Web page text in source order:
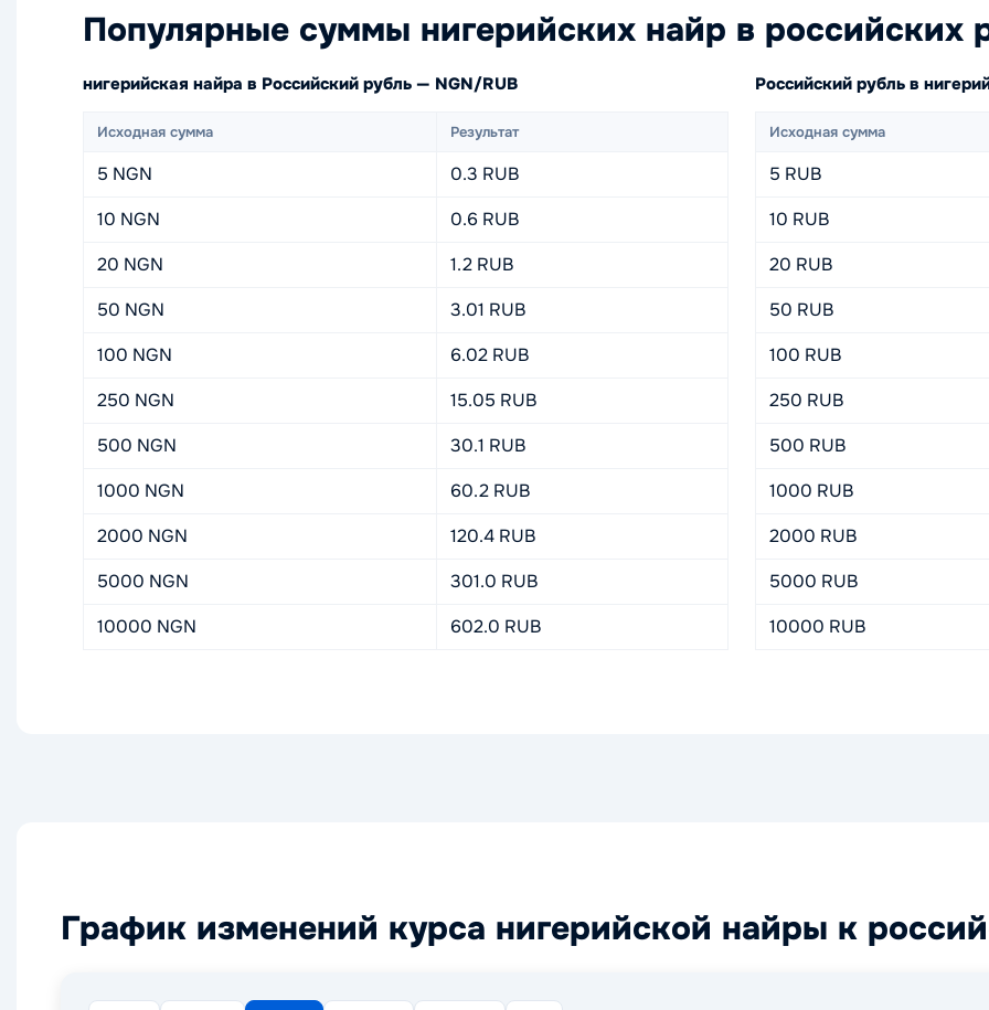
Популярные суммы нигерийских найр в российских
нигерийская найра в Российский рубль — NGN/RUB
Исходная сумма Результат
5 NGN
0.3 RUB
10 NGN
0.6 RUB
20 NGN
1.2 RUB
50 NGN
3.01 RUB
100 NGN
6.02 RUB
250 NGN
15.05 RUB
500 NGN
30.1 RUB
1000 NGN
60.2 RUB
2000 NGN
120.4 RUB
5000 NGN
301.0 RUB
10000 NGN
602.0 RUB
Российский рубль в
Исходная сумма
5 RUB
10 RUB
20 RUB
50 RUB
100 RUB
250 RUB
500 RUB
1000 RUB
2000 RUB
5000 RUB
10000 RUB
График изменений курса нигерийской найры к